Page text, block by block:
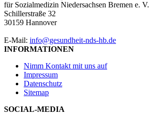
für Sozialmedizin Niedersachsen Bremen e. V.
Schillerstraße 32
30159 Hannover
E-Mail: info@gesundheit-nds-hb.de
INFORMATIONEN
Nimm Kontakt mit uns auf
Impressum
Datenschutz
Sitemap
SOCIAL-MEDIA